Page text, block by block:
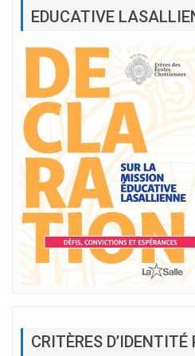
EDUCATIVE
CRITÈRES